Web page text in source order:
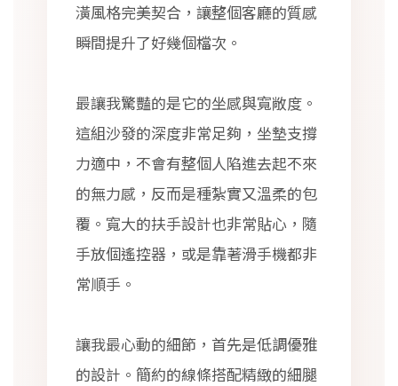
潢風格完美契合，讓整個客廳的質感
瞬間提升了好幾個檔次。
最讓我驚豔的是它的坐感與寬敞度。
這組沙發的深度非常足夠，坐墊支撐
力適中，不會有整個人陷進去起不來
的無力感，反而是種紮實又溫柔的包
覆。寬大的扶手設計也非常貼心，隨
手放個遙控器，或是靠著滑手機都非
常順手。
讓我最心動的細節，首先是低調優雅
的設計。簡約的線條搭配精緻的細腿